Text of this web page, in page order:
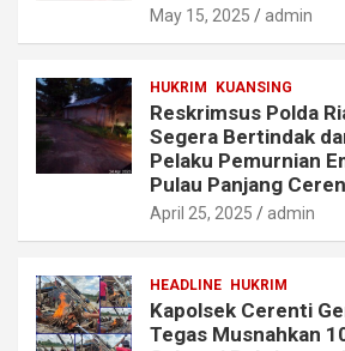
May 15, 2025 admin
HUKRIM KUANSING
Reskrimsus Polda
Segera Bertindak
Pelaku Pemurnian
Pulau Panjang
April 25, 2025 admin
HEADLINE HUKRIM
Kapolsek Cerenti
Tegas Musnahkan